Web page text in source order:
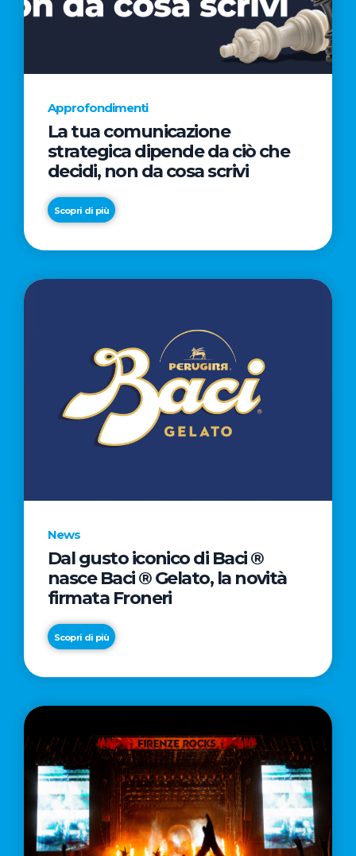
AL
CINEMA
NELLA
CAMPAGNA
REGISTA
PREMIO
OSCAR®
Approfondimenti
La tua comunicazione
strategica dipende da ciò che
decidi, non da cosa scrivi
Scopri di più
News
Dal gusto iconico di Baci ®
nasce Baci ® Gelato, la novità
firmata Froneri
Scopri di più